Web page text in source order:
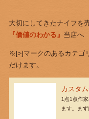
大切にしてきたナイフを
『価値のわかる』 当店へ
※[>]マークのあるカテゴ
だけます。
カスタ
1点1点作
ます。ま